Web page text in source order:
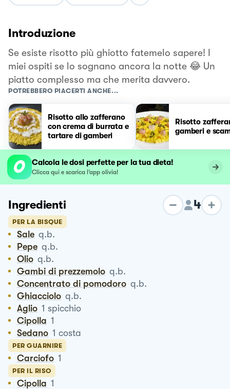
Introduzione
Se esiste risotto più ghiotto fatemelo sapere! I
miei ospiti se lo sognano ancora la notte 😂 Un
piatto complesso ma che merita davvero.
POTREBBERO PIACERTI ANCHE...
Risotto allo zafferano
con crema di burrata e
tartare di gamberi
Risotto
gamberi e
Calcola le dosi perfette per la tua dieta!
Clicca qui e scarica l’app olivia!
Ingredienti 4
PER LA BISQUE
Sale q.b.
Pepe q.b.
Olio q.b.
Gambi di prezzemolo q.b.
Concentrato di pomodoro q.b.
Ghiacciolo q.b.
Aglio 1 spicchio
Cipolla 1
Sedano 1 costa
PER GUARNIRE
Carciofo 1
PER IL RISO
Cipolla 1